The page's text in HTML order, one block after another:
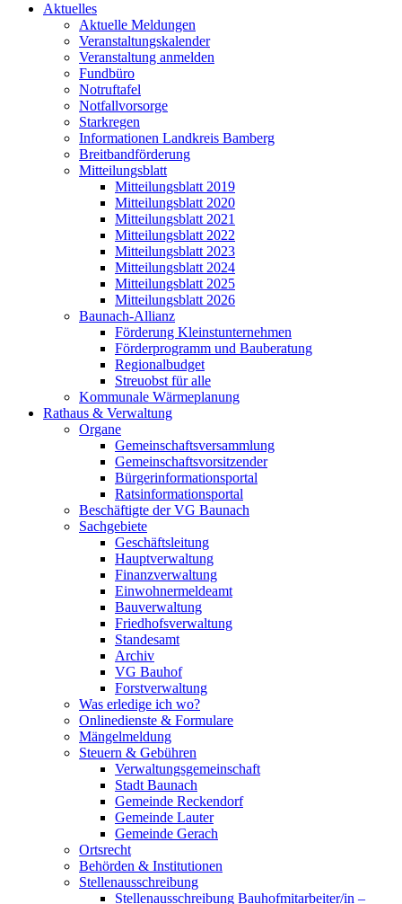
Aktuelles
Aktuelle Meldungen
Veranstaltungskalender
Veranstaltung anmelden
Fundbüro
Notruftafel
Notfallvorsorge
Starkregen
Informationen Landkreis Bamberg
Breitbandförderung
Mitteilungsblatt
Mitteilungsblatt 2019
Mitteilungsblatt 2020
Mitteilungsblatt 2021
Mitteilungsblatt 2022
Mitteilungsblatt 2023
Mitteilungsblatt 2024
Mitteilungsblatt 2025
Mitteilungsblatt 2026
Baunach-Allianz
Förderung Kleinstunternehmen
Förderprogramm und Bauberatung
Regionalbudget
Streuobst für alle
Kommunale Wärmeplanung
Rathaus & Verwaltung
Organe
Gemeinschaftsversammlung
Gemeinschaftsvorsitzender
Bürgerinformationsportal
Ratsinformationsportal
Beschäftigte der VG Baunach
Sachgebiete
Geschäftsleitung
Hauptverwaltung
Finanzverwaltung
Einwohnermeldeamt
Bauverwaltung
Friedhofsverwaltung
Standesamt
Archiv
VG Bauhof
Forstverwaltung
Was erledige ich wo?
Onlinedienste & Formulare
Mängelmeldung
Steuern & Gebühren
Verwaltungsgemeinschaft
Stadt Baunach
Gemeinde Reckendorf
Gemeinde Lauter
Gemeinde Gerach
Ortsrecht
Behörden & Institutionen
Stellenausschreibung
Stellenausschreibung Bauhofmitarbeiter/in –